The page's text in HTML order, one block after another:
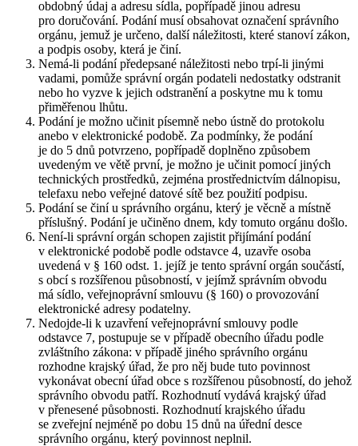
obdobný údaj a adresu sídla, popřípadě jinou adresu
pro doručování. Podání musí obsahovat označení správního
orgánu, jemuž je určeno, další náležitosti, které stanoví zákon,
a podpis osoby, která je činí.
Nemá-li podání předepsané náležitosti nebo trpí-li jinými
vadami, pomůže správní orgán podateli nedostatky odstranit
nebo ho vyzve k jejich odstranění a poskytne mu k tomu
přiměřenou lhůtu.
Podání je možno učinit písemně nebo ústně do protokolu
anebo v elektronické podobě. Za podmínky, že podání
je do 5 dnů potvrzeno, popřípadě doplněno způsobem
uvedeným ve větě první, je možno je učinit pomocí jiných
technických prostředků, zejména prostřednictvím dálnopisu,
telefaxu nebo veřejné datové sítě bez použití podpisu.
Podání se činí u správního orgánu, který je věcně a místně
příslušný. Podání je učiněno dnem, kdy tomuto orgánu došlo.
Není-li správní orgán schopen zajistit přijímání podání
v elektronické podobě podle odstavce 4, uzavře osoba
uvedená v § 160 odst. 1. jejíž je tento správní orgán součástí,
s obcí s rozšířenou působností, v jejímž správním obvodu
má sídlo, veřejnoprávní smlouvu (§ 160) o provozování
elektronické adresy podatelny.
Nedojde-li k uzavření veřejnoprávní smlouvy podle
odstavce 7, postupuje se v případě obecního úřadu podle
zvláštního zákona: v případě jiného správního orgánu
rozhodne krajský úřad, že pro něj bude tuto povinnost
vykonávat obecní úřad obce s rozšířenou působností, do jehož
správního obvodu patří. Rozhodnutí vydává krajský úřad
v přenesené působnosti. Rozhodnutí krajského úřadu
se zveřejní nejméně po dobu 15 dnů na úřední desce
správního orgánu, který povinnost neplnil.